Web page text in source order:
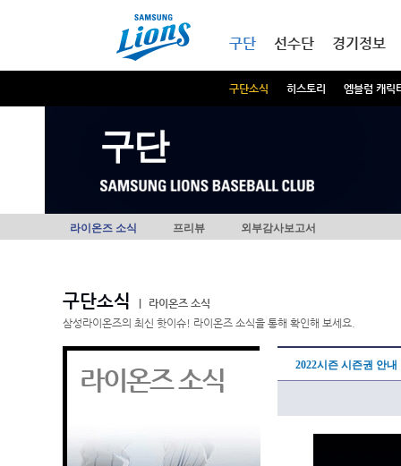
구단
구단소식 히스토리 엠블럼 캐릭
선수단 경기정보
구단
라이온즈 소식 프리뷰 외부감사보고서
구단소식
라이온즈 소식
삼성라이온즈의 최신 핫이슈! 라이온즈 소식을 통해 확인해 보세요.
라이온즈 소식 2022시즌 시즌권 안내